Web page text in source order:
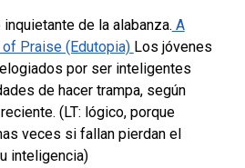
de la alabanza. A
Praise (Edutopia) Los jóvenes
por ser inteligentes
de hacer trampa, según
(LT: lógico, porque
veces si fallan pierdan el
inteligencia)